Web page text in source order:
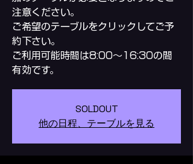
注意ください。
ご希望のテーブルをクリックしてご予
約下さい。
ご利用可能時間は8:00～16:30の間
SOLDOUT
他の日程、テーブルを見る